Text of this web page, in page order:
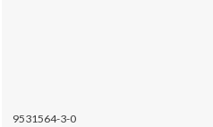
9531564-3-0